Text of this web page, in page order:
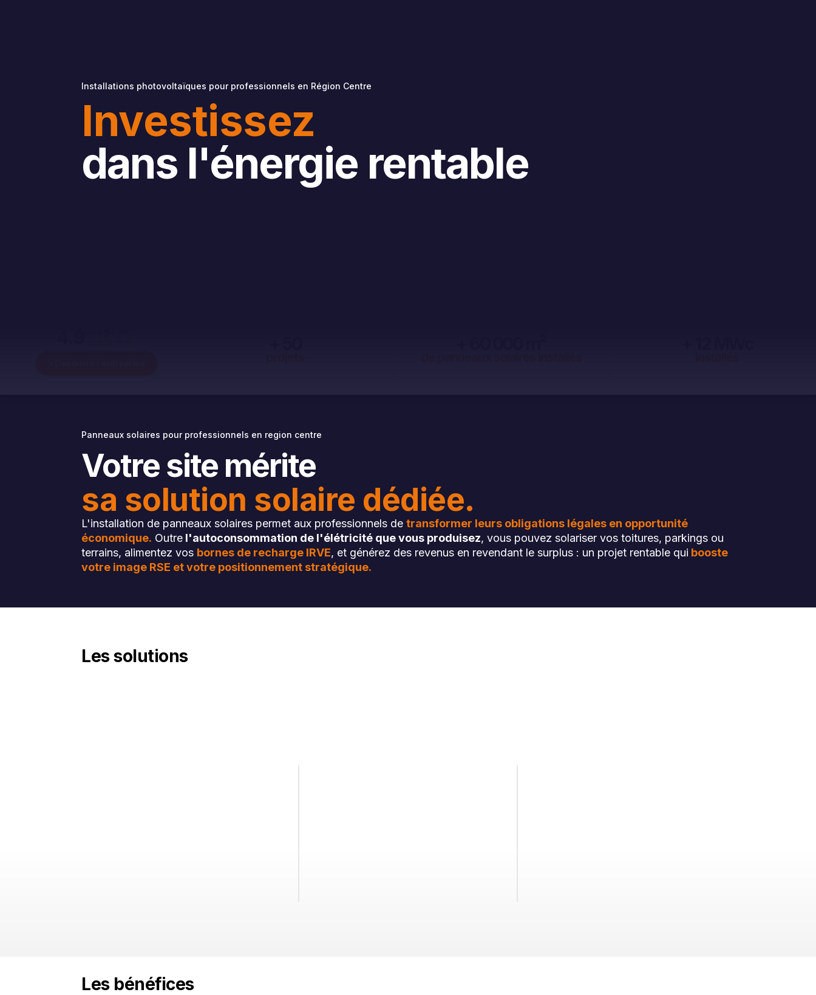
Installations photovoltaïques pour professionnels en Région Centre
Investissez
dans l'énergie rentable
Panneaux solaires pour professionnels en region centre
Votre site mérite
sa solution solaire dédiée.
L'installation de panneaux solaires permet aux professionnels detransformer leurs obligations légales en opportunité
économique. Outre l'autoconsommation de l'élétricité que vous produisez, vous pouvez solariser vos toitures, parkings ou
terrains, alimentez vos bornes de recharge IRVE, et générez des revenus en revendant le surplus : un projet rentable qui booste
votre image RSE et votre positionnement stratégique.
Les solutions
Les bénéfices